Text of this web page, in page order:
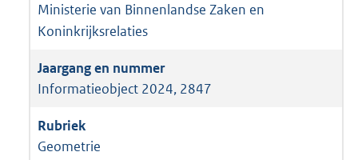
Ministerie van Binnenlandse Zaken en
Koninkrijksrelaties
Informatieobject 2024, 2847
Geometrie